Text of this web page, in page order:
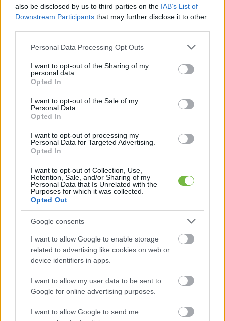
also be disclosed by us to third parties on the IAB’s List of
Downstream Participants that may further disclose it to other
Please note that this website/app uses one or more Google
not limited to your visit or usage behaviour. You may click to
grant or deny consent to Google and its third-party tags to
use your data for below specified purposes in below Google
consent section.
Personal Data Processing Opt Outs
I want to opt-out of the Sharing of my
personal data.
Opted In
I want to opt-out of the Sale of my
Personal Data.
Opted In
I want to opt-out of processing my
Personal Data for Targeted Advertising.
Opted In
I want to opt-out of Collection, Use,
Retention, Sale, and/or Sharing of my
Personal Data that Is Unrelated with the
Purposes for which it was collected.
Opted Out
Google consents
I want to allow Google to enable storage
related to advertising like cookies on web or
device identifiers in apps.
I want to allow my user data to be sent to
Google for online advertising purposes.
I want to allow Google to send me